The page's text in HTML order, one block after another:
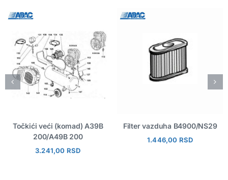
Točkići veći (komad) A39B
200/A49B 200
3.241,00 RSD
Filter vazduha B4900/NS29
1.446,00 RSD